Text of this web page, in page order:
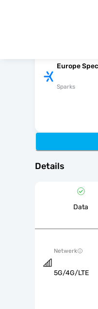
Europe
Sparks
Details
Data
Netwerk
5G/4G/LTE